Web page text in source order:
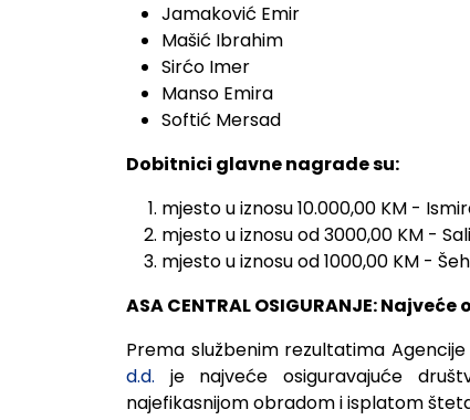
Jamaković Emir
Mašić Ibrahim
Sirćo Imer
Manso Emira
Softić Mersad
Dobitnici glavne nagrade su:
mjesto u iznosu 10.000,00 KM -
mjesto u iznosu od 3000,00 KM -
mjesto u iznosu od 1000,00 KM -
ASA CENTRAL OSIGURANJE:
Prema službenim rezultatima Agencije
d.d.
je najveće osiguravajuće
najefikasnijom obradom i isplatom